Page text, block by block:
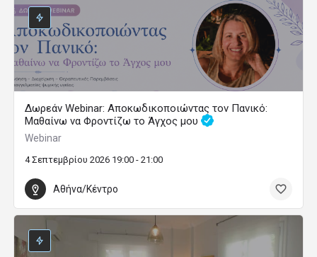
Δωρεάν Webinar: Αποκωδικοποιώντας τον Πανικό:
Μαθαίνω να Φροντίζω το Άγχος μου
Webinar
4 Σεπτεμβρίου 2026 19:00 - 21:00
Αθήνα/Κέντρο